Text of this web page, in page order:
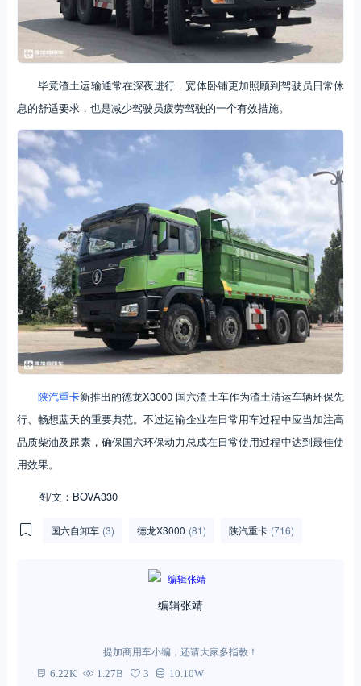
毕竟渣土运输通常在深夜进行，宽体卧铺更加照顾到驾驶员日常休
息的舒适要求，也是减少驾驶员疲劳驾驶的一个有效措施。
陕汽重卡新推出的德龙X3000 国六渣土车作为渣土清运车辆环保先
行、畅想蓝天的重要典范。不过运输企业在日常用车过程中应当加注高
品质柴油及尿素，确保国六环保动力总成在日常使用过程中达到最佳使
用效果。
图/文：BOVA330
国六自卸车 (3) 德龙X3000 (81) 陕汽重卡 (716)
编辑张靖
提加商用车小编，还请大家多指教！
6.22K 1.27B 3 10.10W